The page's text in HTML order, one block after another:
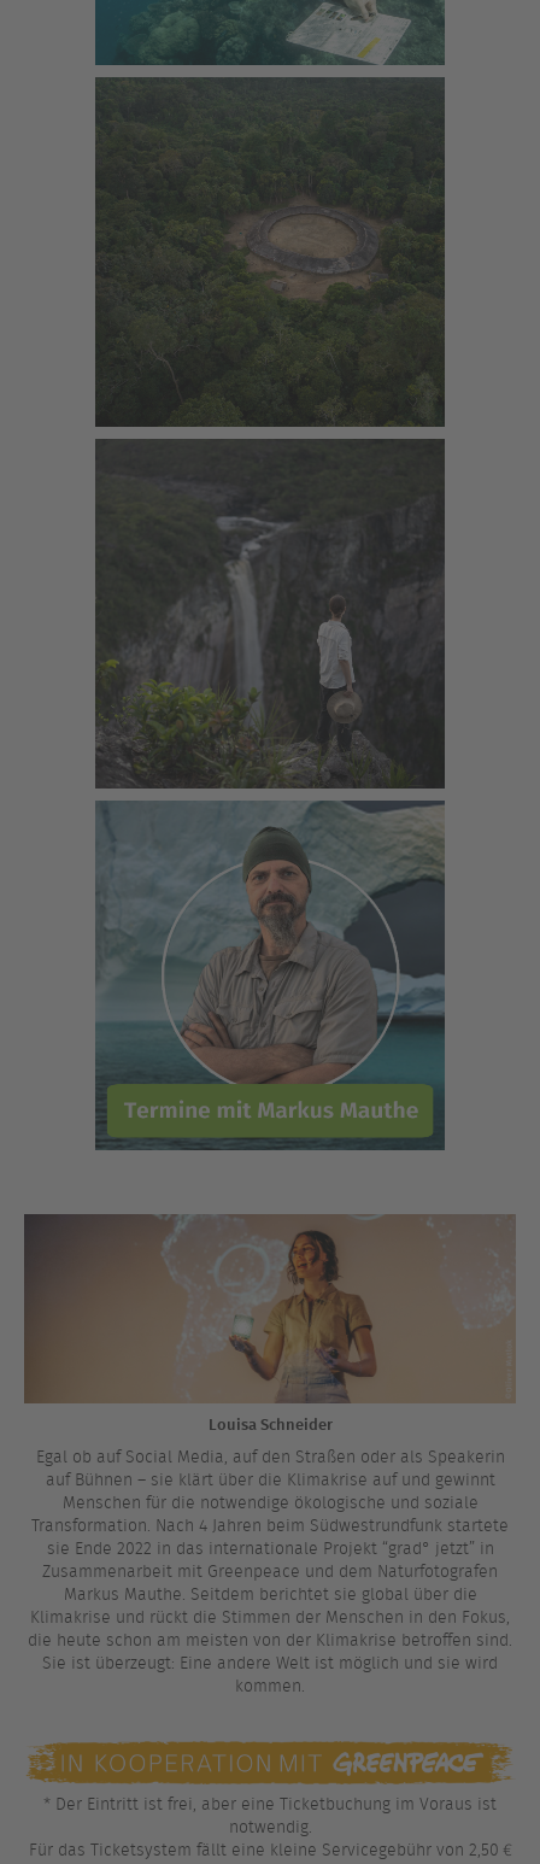
Louisa Schneider
Egal ob auf Social Media, auf den Straßen oder als Speakerin
auf Bühnen – sie klärt über die Klimakrise auf und gewinnt
Menschen für die notwendige ökologische und soziale
Transformation. Nach 4 Jahren beim Südwestrundfunk startete
sie Ende 2022 in das internationale Projekt “grad° jetzt” in
Zusammenarbeit mit Greenpeace und dem Naturfotografen
Markus Mauthe. Seitdem berichtet sie global über die
Klimakrise und rückt die Stimmen der Menschen in den Fokus,
die heute schon am meisten von der Klimakrise betroffen sind.
Sie ist überzeugt: Eine andere Welt ist möglich und sie wird
kommen.
* Der Eintritt ist frei, aber eine Ticketbuchung im Voraus ist
notwendig.
Für das Ticketsystem fällt eine kleine Servicegebühr von 2,50 €